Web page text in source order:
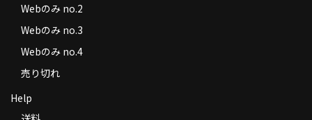
Webのみ no.2
Webのみ no.3
Webのみ no.4
売り切れ
Help